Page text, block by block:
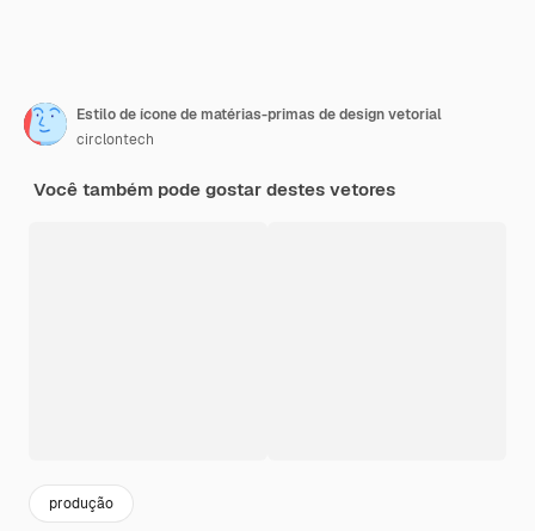
Estilo de ícone de matérias-primas de design vetorial
circlontech
Você também pode gostar destes vetores
produção